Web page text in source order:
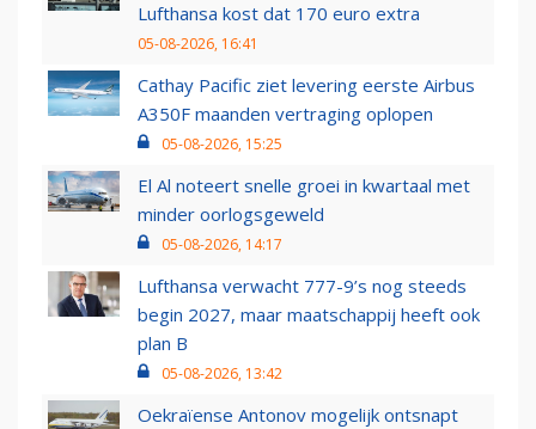
Lufthansa kost dat 170 euro extra
05-08-2026, 16:41
Cathay Pacific ziet levering eerste Airbus
A350F maanden vertraging oplopen
05-08-2026, 15:25
El Al noteert snelle groei in kwartaal met
minder oorlogsgeweld
05-08-2026, 14:17
Lufthansa verwacht 777-9’s nog steeds
begin 2027, maar maatschappij heeft ook
plan B
05-08-2026, 13:42
Oekraïense Antonov mogelijk ontsnapt